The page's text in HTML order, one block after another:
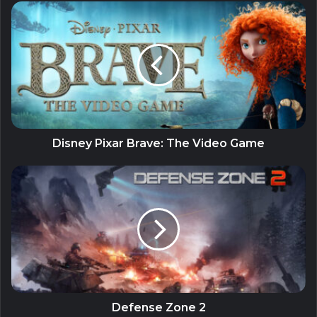
GamePlay
Tìm những ghi chú do các thủy thủ để lại trên khắp
con tàu, khám phá sự thật về những gì đã xảy ra ở đây
và trốn thoát.
Bạn phải luôn cảnh giác và quan sát xung quanh cẩn
Nếu bạn bị Dark Siren bắt và mê hoặc 3 lần, trò chơi
sẽ kết thúc.
Tính năng của game:
Nhân vật duyên dáng
Chơi hồi hộp
Thao tác đơn giản
Disney Pixar Brave: The Video Game
Defense Zone 2